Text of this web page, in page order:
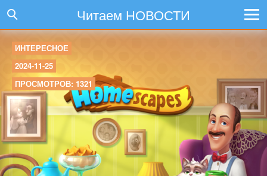
Читаем НОВОСТИ
ИНТЕРЕСНОЕ
2024-11-25
ПРОСМОТРОВ: 1321